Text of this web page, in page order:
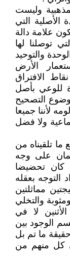
وليست
الأصلية التي
علامة دالة
توصلنا لها
والتوحيد
الأرض
الافتراق
للوعي بأصل
التصحيح
لأننا جميعا
ولا فضل
ما تلقيناه من
على وجه
كان تحضيضا
بعقله
مماثلتين
والتخلي
لا في
الوجود بين
ما تم بل
كل منهم من